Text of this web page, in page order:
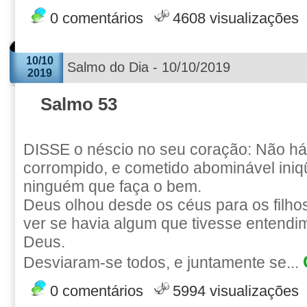
0 comentários 4608 visualizações
10/10
2019
Salmo do Dia - 10/10/2019
Salmo 53
DISSE o néscio no seu coração: Não
corrompido, e cometido abominável
ninguém que faça o bem.
Deus olhou desde os céus para os
ver se havia algum que tivesse
Deus.
Desviaram-se todos, e juntamente se...
0 comentários 5994 visualizações